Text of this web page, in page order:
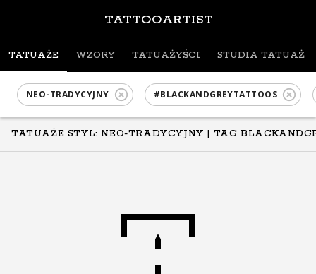
TATTOOARTIST
TATUAŻE WZORY TATUAŻYŚCI STUDIA TATUAŻU
NEO-TRADYCYJNY #BLACKANDGREYTATTOOS
TATUAŻE STYL: NEO-TRADYCYJNY | TAG